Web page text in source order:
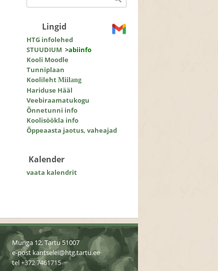
Lingid
HTG infolehed
STUUDIUM >abiinfo
Kooli Moodle
Tunniplaan
KoolilehtMiilang
Hariduse Hääl
Veebiraamatukogu
Õnnetunni info
Koolisöökla info
Õppeaasta jaotus, vaheajad
Kalender
vaata kalendrit
Munga 12, Tartu 51007
e-post kantselei@htg.tartu.ee
tel+372 7461715